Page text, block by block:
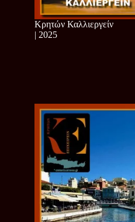
Κρητών Καλλιεργείν
| 2025